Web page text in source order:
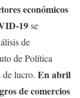
económicos
19se
de
de Política
lucro. En abril
de comercios